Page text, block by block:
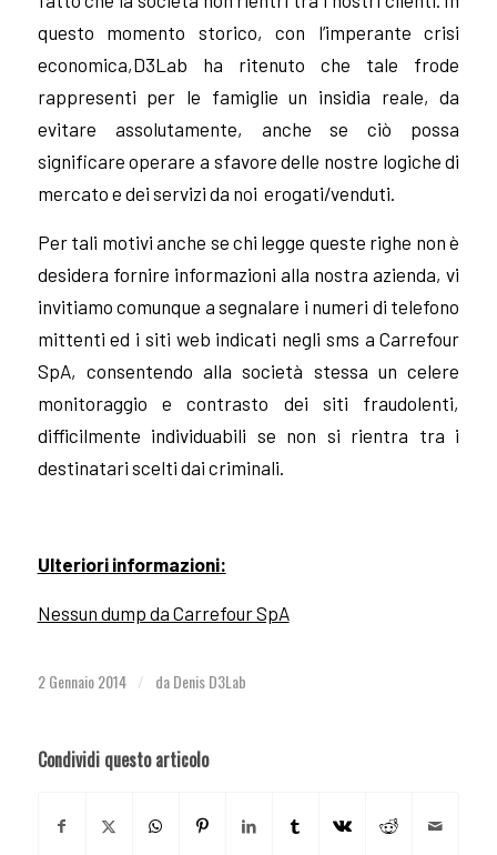
questo momento storico, con l’imperante crisi
economica,D3Lab ha ritenuto che tale frode
rappresenti per le famiglie un insidia reale, da
evitare assolutamente, anche se ciò possa
significare operare a sfavore delle nostre logiche di
mercato e dei servizi da noi erogati/venduti.
Per tali motivi anche se chi legge queste righe non è
desidera fornire informazioni alla nostra azienda, vi
invitiamo comunque a segnalare i numeri di telefono
mittenti ed i siti web indicati negli sms a Carrefour
SpA, consentendo alla società stessa un celere
monitoraggio e contrasto dei siti fraudolenti,
difficilmente individuabili se non si rientra tra i
destinatari scelti dai criminali.
Ulteriori informazioni:
Nessun dump da Carrefour SpA
2 Gennaio 2014 / daDenis D3Lab
Condividi questo articolo